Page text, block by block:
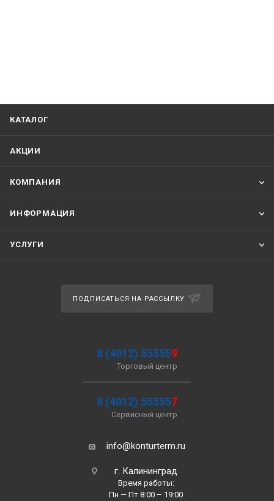
КАТАЛОГ
АКЦИИ
КОМПАНИЯ
ИНФОРМАЦИЯ
УСЛУГИ
ПОДПИСАТЬСЯ НА РАССЫЛКУ
8 (4012) 555559
Торговый центр
8 (4012) 555557
Сервисный центр
info@konturterm.ru
г. Калининград
Время работы:
Пн — Пт 8:00 – 19:00